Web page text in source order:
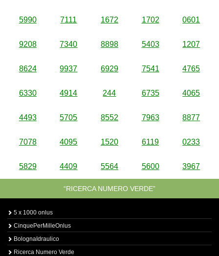
5990 7111 1672 1702 0601
9208 7340 8898 5403 1207
8624 9937 6929 7541 4765
6330 4914 244 6735 4065
4493 5705 8552 7963 8877
7078 4095 1520 6119 0233
5829 4409 5564 5600 3967
“RICERCA NUMERO VERDE”
5 x 1000 onlus
CinquePerMilleOnlus
BolognaIdraulico
Ricerca Numero Verde